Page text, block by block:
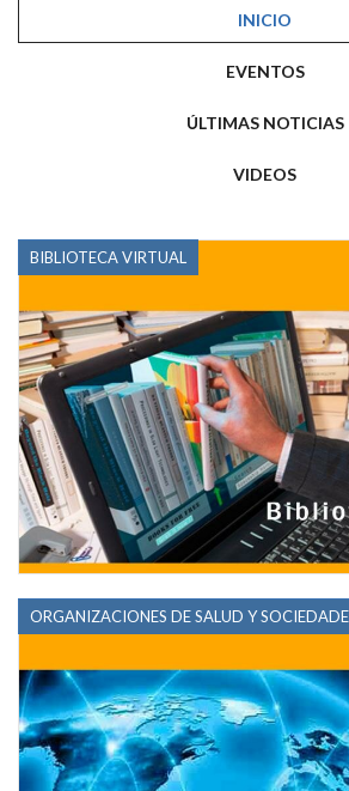
INICIO
EVENTOS
ÚLTIMAS NOTICIAS
VIDEOS
BIBLIOTECA VIRTUAL
ORGANIZACIONES DE SALUD Y